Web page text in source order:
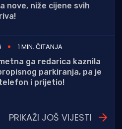
nove, niže cijene svih
1 MIN. ČITANJA
ga redarica kaznila
parkiranja, pa je
i prijetio!
PRIKAŽI JOŠ VIJESTI